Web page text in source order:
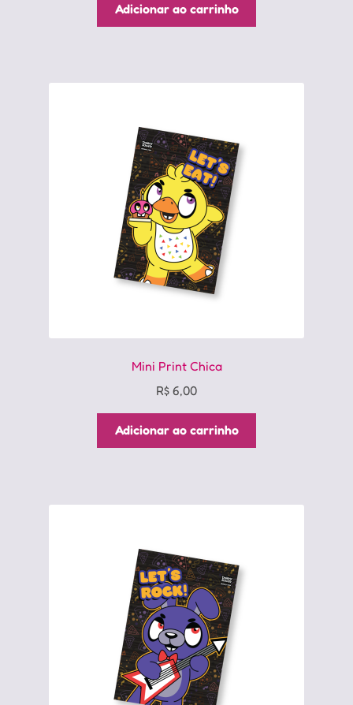
Adicionar ao carrinho
Mini Print Chica
R$ 6,00
Adicionar ao carrinho